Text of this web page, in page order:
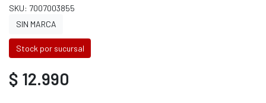
SKU: 7007003855
SIN MARCA
Stock por sucursal
$ 12.990